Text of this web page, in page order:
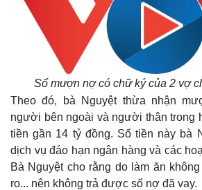
Sổ mượn nợ có chữ ký của 2 vợ
Theo đó, bà Nguyệt thừa nhận
người bên ngoài và người thân trong
tiền gần 14 tỷ đồng. Số tiền này bà
dịch vụ đáo hạn ngân hàng và các
Bà Nguyệt cho rằng do làm ăn
ro... nên không trả được số nợ đã vay.